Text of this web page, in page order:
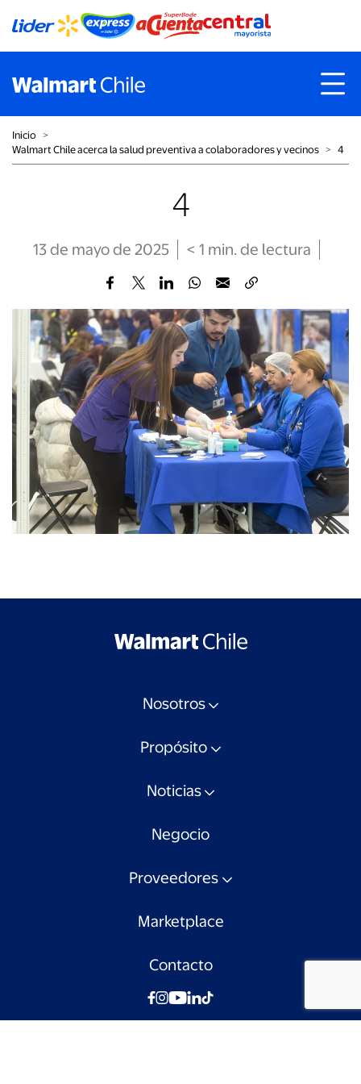
Inicio ˃
Walmart Chile acerca la salud preventiva a colaboradores y vecinos ˃ 4
4
13 de mayo de 2025 < 1 min. de lectura
Nosotros
Propósito
Noticias
Negocio
Proveedores
Marketplace
Contacto